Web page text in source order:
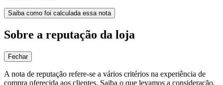
Saiba como foi calculada essa nota
Sobre a reputação da loja
Fechar
A nota de reputação refere-se a vários critérios na experiência de
compra oferecida aos clientes. Saiba o que levamos a consideração.